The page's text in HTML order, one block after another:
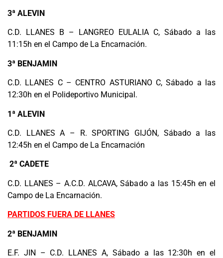
3ª ALEVIN
C.D. LLANES B – LANGREO EULALIA C, Sábado a las
11:15h en el Campo de La Encarnación.
3ª BENJAMIN
C.D. LLANES C – CENTRO ASTURIANO C, Sábado a las
12:30h en el Polideportivo Municipal.
1ª ALEVIN
C.D. LLANES A – R. SPORTING GIJÓN, Sábado a las
12:45h en el Campo de La Encarnación
2ª CADETE
C.D. LLANES – A.C.D. ALCAVA, Sábado a las 15:45h en el
Campo de La Encarnación.
PARTIDOS FUERA DE LLANES
2ª BENJAMIN
E.F. JIN – C.D. LLANES A, Sábado a las 12:30h en el